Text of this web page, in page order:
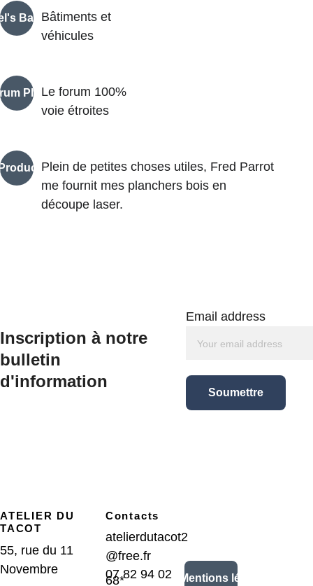
PME
BazarBâtiments et
véhicules
Le forum 100%
voie étroites
Plein de petites choses utiles, Fred Parrot
me fournit mes planchers bois en
découpe laser.
Inscription à notre
bulletin
d'information
Email address
Soumettre
ATELIER DU
TACOT
55, rue du 11
Novembre
Contacts
atelierdutacot2
@free.fr
07 82 94 02
68* CGV/Mentions légales